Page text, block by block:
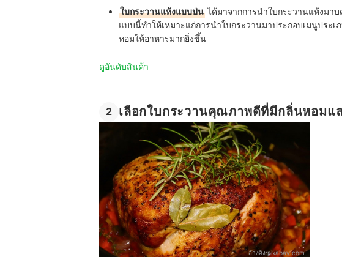
ใบกระวานแห้งแบบป่น ได้มาจากการนำใบกระวานแห้งมา
แบบนี้ทำให้เหมาะแก่การนำใบกระวานมาประกอบเมนูประเ
หอมให้อาหารมากยิ่งขึ้น
ดูอันดับสินค้า
2 เลือกใบกระวานคุณภาพดีที่มีกลิ่นหอมแ
อ้างอิง:pixabay.com